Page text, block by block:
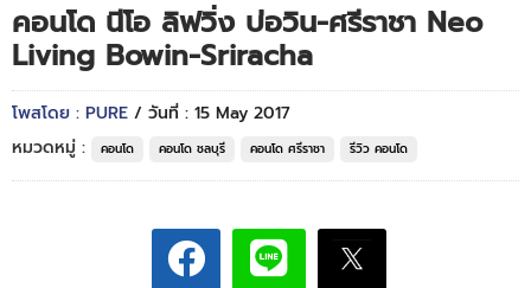
คอนโด นีโอ ลิฟวิ่ง บ่อวิน-ศรีราชา Neo
Living Bowin-Sriracha
โพสโดย : PURE / วันที่ : 15 May 2017
หมวดหมู่ :
คอนโด คอนโด ชลบุรี คอนโด ศรีราชา รีวิว คอนโด